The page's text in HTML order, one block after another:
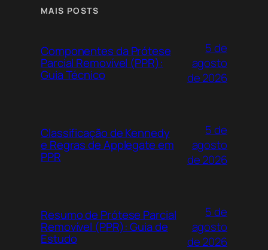
MAIS POSTS
Componentes da Prótese
Parcial Removível (PPR):
Guia Técnico
5 de
agosto
de 2026
Classificação de Kennedy
e Regras de Applegate em
PPR
5 de
agosto
de 2026
Resumo de Prótese Parcial
Removível (PPR): Guia de
Estudo
5 de
agosto
de 2026